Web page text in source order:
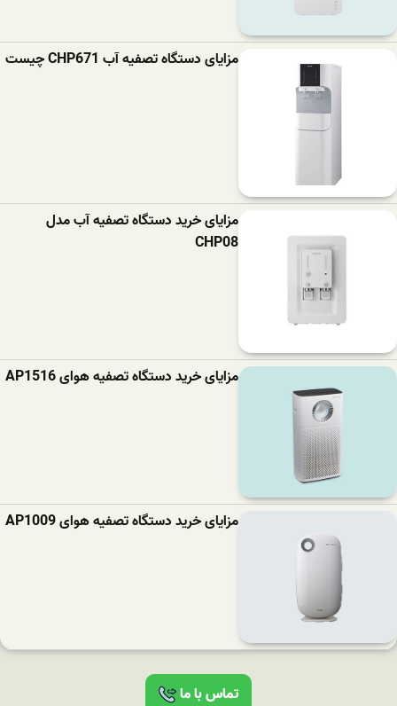
مزایای دستگاه تصفیه آب CHP671 چیست
مزایای خرید دستگاه تصفیه آب مدل
CHP08
مزایای خرید دستگاه تصفیه هوای AP1516
مزایای خرید دستگاه تصفیه هوای AP1009
تماس با ما